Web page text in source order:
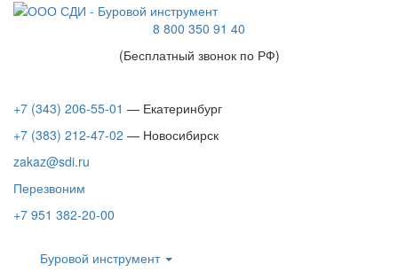
8 800 350 91 40
(Бесплатный звонок по РФ)
+7 (343) 206-55-01 — Екатеринбург
+7 (383) 212-47-02 — Новосибирск
zakaz@sdi.ru
Перезвоним
+7 951 382-20-00
Буровой инструмент